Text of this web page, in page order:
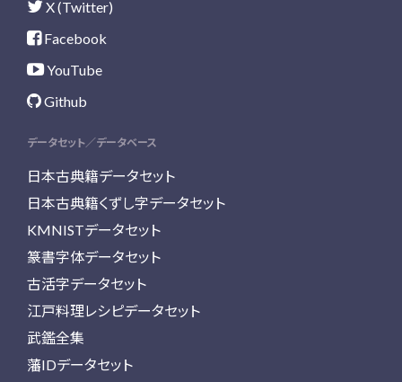
X (Twitter)
Facebook
YouTube
Github
データセット／データベース
日本古典籍データセット
日本古典籍くずし字データセット
KMNISTデータセット
篆書字体データセット
古活字データセット
江戸料理レシピデータセット
武鑑全集
藩IDデータセット